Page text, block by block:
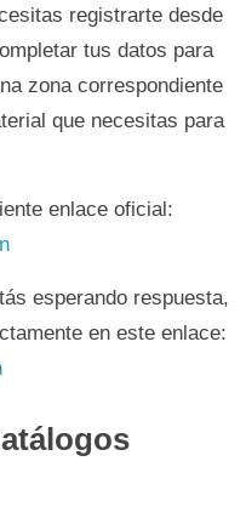
registrarte desde
tus datos para
zona correspondiente
que necesitas para
enlace oficial:
esperando respuesta,
en este enlace: